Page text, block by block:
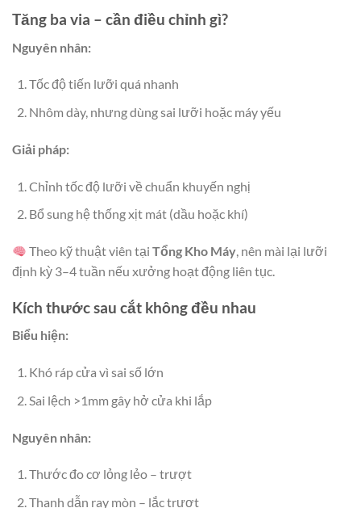
Tăng ba via – cần điều chỉnh gì?
Nguyên nhân:
Tốc độ tiến lưỡi quá nhanh
Nhôm dày, nhưng dùng sai lưỡi hoặc máy yếu
Giải pháp:
Chỉnh tốc độ lưỡi về chuẩn khuyến nghị
Bổ sung hệ thống xịt mát (dầu hoặc khí)
Theo kỹ thuật viên tạiTổng Kho Máy, nên mài lại lưỡi
định kỳ 3–4 tuần nếu xưởng hoạt động liên tục.
Kích thước sau cắt không đều nhau
Biểu hiện:
Khó ráp cửa vì sai số lớn
Sai lệch >1mm gây hở cửa khi lắp
Nguyên nhân:
Thước đo cơ lỏng lẻo – trượt
Thanh dẫn ray mòn – lắc trượt